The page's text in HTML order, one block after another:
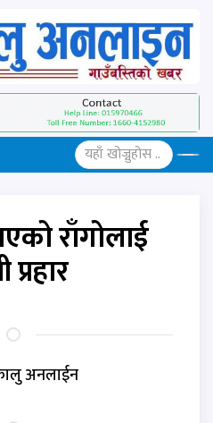
राँगोलाई
प्रहार
अनलाईन